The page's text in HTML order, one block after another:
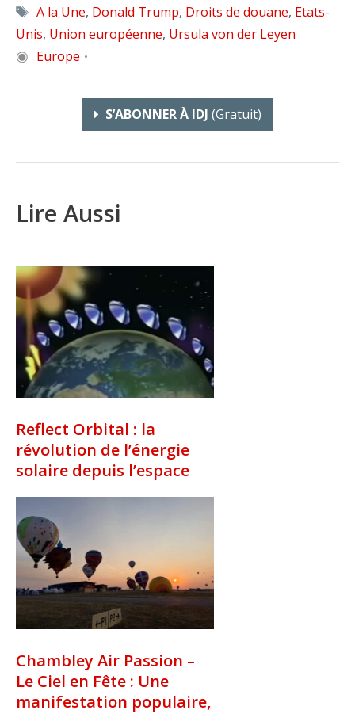
Étiquettes
A la Une, Donald Trump, Droits de douane, Etats-
Unis, Union européenne, Ursula von der Leyen
◉ Europe •
S’ABONNER À IDJ (gratuit)
Lire Aussi
Reflect Orbital : la
révolution de l’énergie
solaire depuis l’espace
Chambley Air Passion –
Le Ciel en Fête : Une
manifestation populaire,